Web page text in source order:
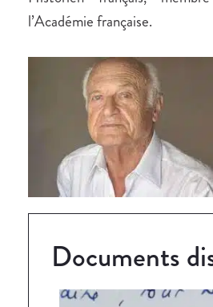
l’Académie française.
Documents